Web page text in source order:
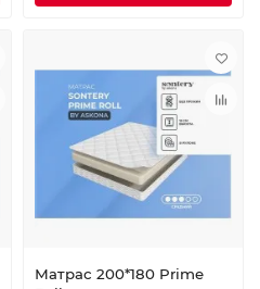
Матрас 200*180 Prime